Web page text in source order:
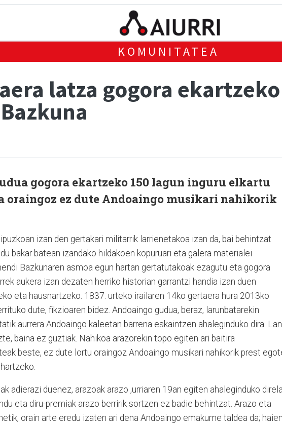
KOMUNITATEA
latza gogora
gogora ekartzeko 150 lagun inguru elkartu
oraingoz ez dute Andoaingo musikari nahikorik
izan den gertakari militarrik larrienetakoa izan da, bai behintzat
bakar batean izandako hildakoen kopuruari eta galera materialei
Bazkunaren asmoa egun hartan gertatutakoak ezagutu eta gogora
aukera izan dezaten herriko historian garrantzi handia izan duen
eta hausnartzeko. 1837. urteko irailaren 14ko gertaera hura 2013ko
dute, fikzioaren bidez. Andoaingo gudua, beraz, larunbatarekin
aurrera Andoaingo kaleetan barrena eskaintzen ahaleginduko dira. Lan
baina ez guztiak. Nahikoa arazorekin topo egiten ari baitira
beste, ez dute lortu oraingoz Andoaingo musikari nahikorik prest
adierazi duenez, arazoak arazo ,urriaren 19an egiten ahaleginduko
eta diru-premiak arazo berririk sortzen ez badie behintzat. Arazo eta
orain arte eredu izaten ari dena Andoaingo emakume taldea da; haien